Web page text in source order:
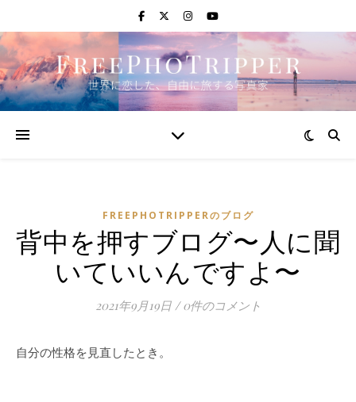
FREEPHOTRIPPERのブログ
背中を押すブログ〜人に聞
いていいんですよ〜
2021年9月19日 / 0件のコメント
自分の性格を見直したとき。